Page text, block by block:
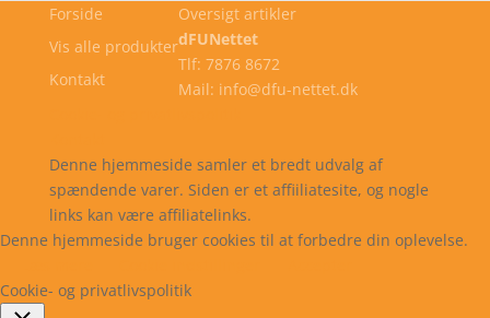
Forside
Vis alle produkter
Kontakt
Oversigt artikler
dFUNettet
Tlf: 7876 8672
Mail: info@dfu-nettet.dk
Denne hjemmeside samler et bredt udvalg af
spændende varer. Siden er et affiiliatesite, og nogle
links kan være affiliatelinks.
Denne hjemmeside bruger cookies til at forbedre din oplevelse.
Cookie- og privatlivspolitik